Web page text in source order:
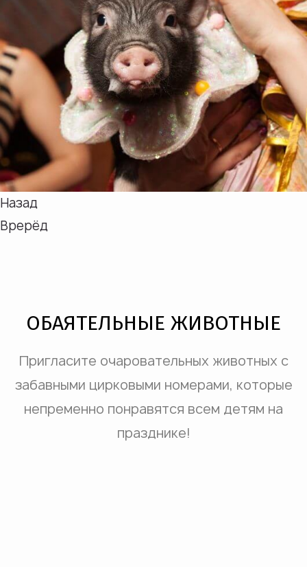
Назад
Врерёд
ОБАЯТЕЛЬНЫЕ ЖИВОТНЫЕ
Пригласите очаровательных животных с
забавными цирковыми номерами, которые
непременно понравятся всем детям на
празднике!